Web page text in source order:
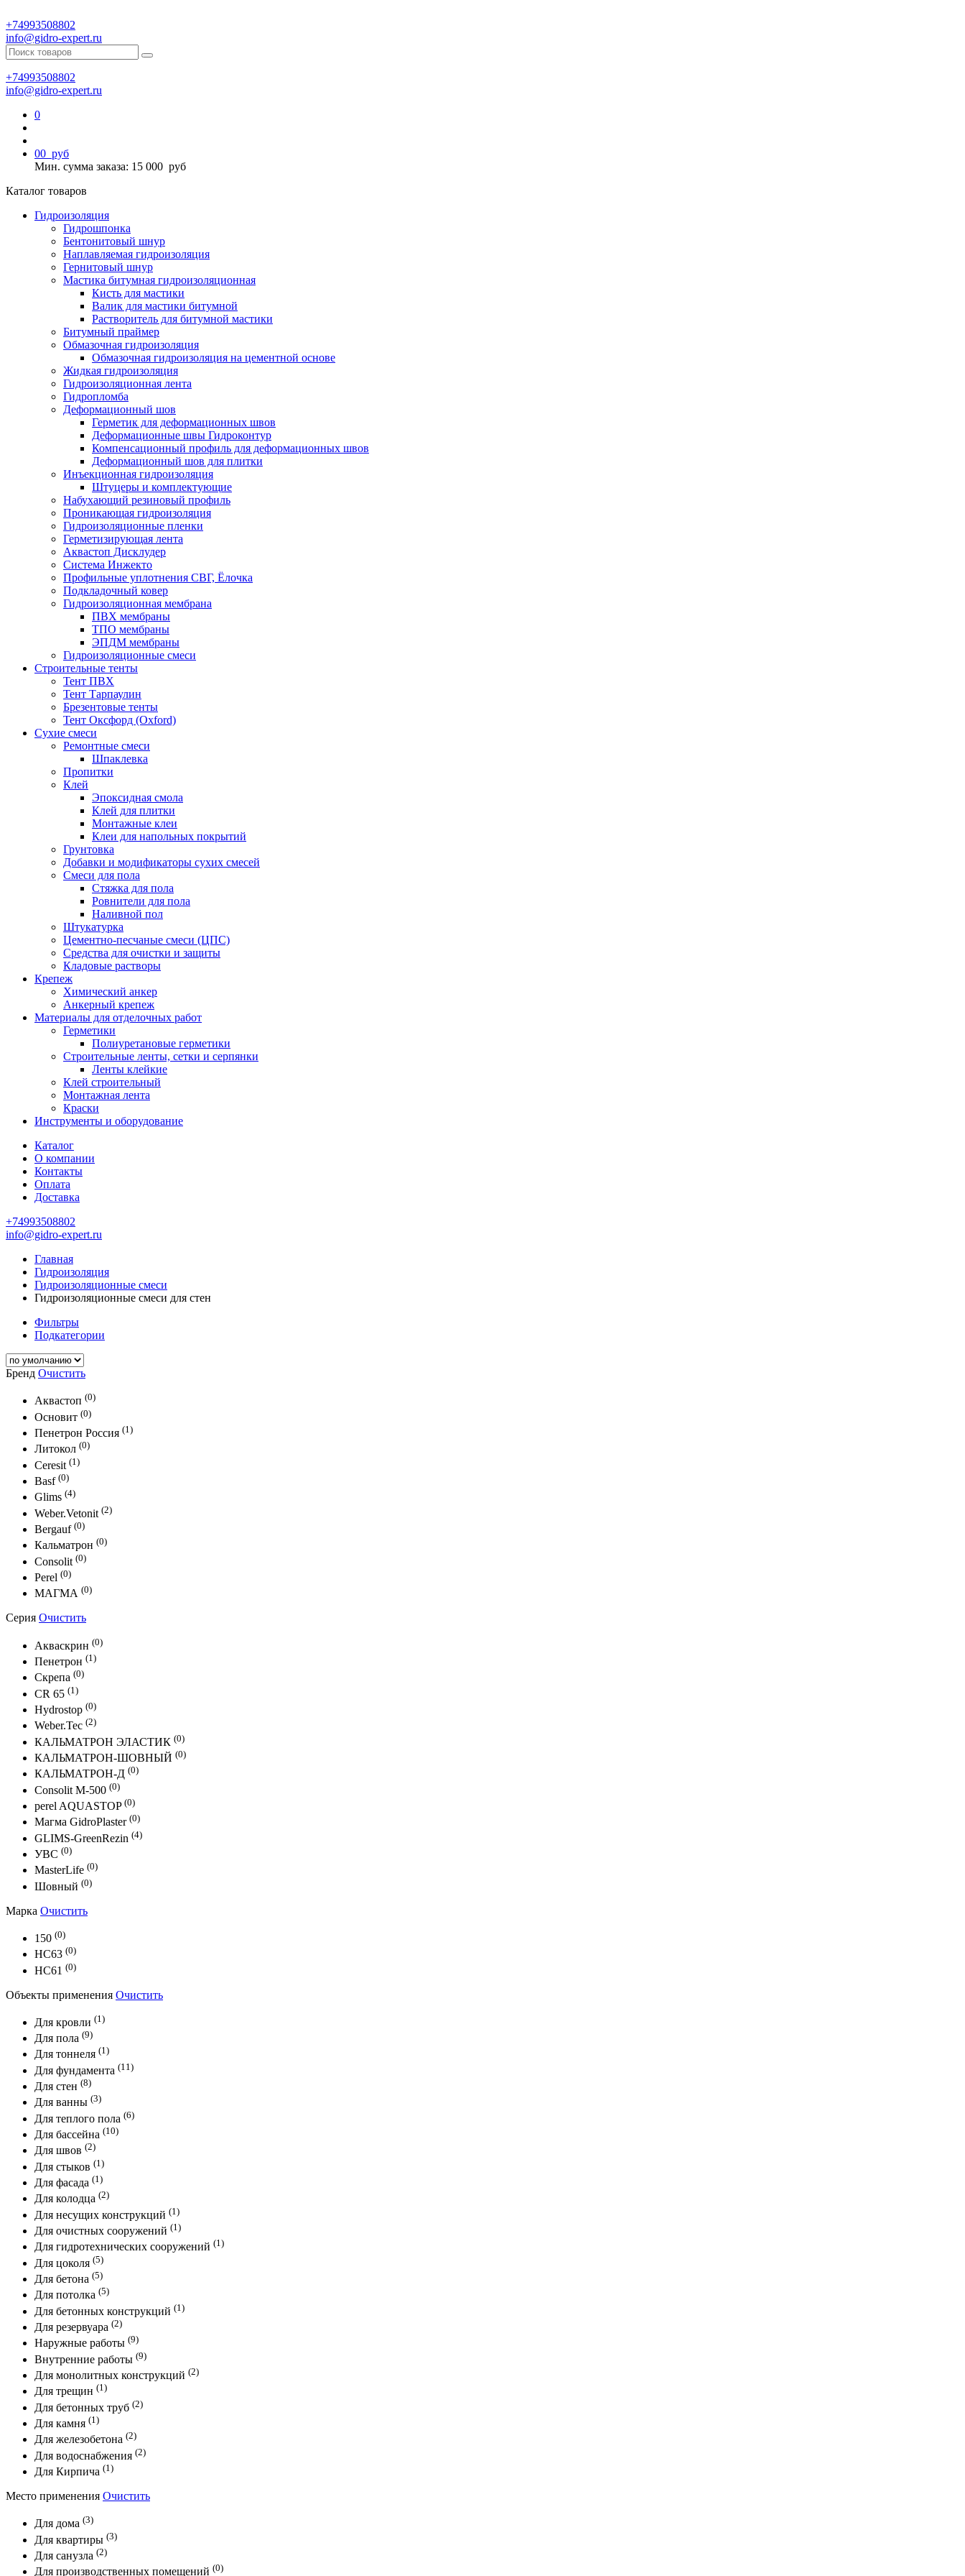
+74993508802
info@gidro-expert.ru
+74993508802
info@gidro-expert.ru
0
00 руб
Мин. сумма заказа: 15 000 руб
Каталог товаров
Гидроизоляция
Гидрошпонка
Бентонитовый шнур
Наплавляемая гидроизоляция
Гернитовый шнур
Мастика битумная гидроизоляционная
Кисть для мастики
Валик для мастики битумной
Растворитель для битумной мастики
Битумный праймер
Обмазочная гидроизоляция
Обмазочная гидроизоляция на цементной основе
Жидкая гидроизоляция
Гидроизоляционная лента
Гидропломба
Деформационный шов
Герметик для деформационных швов
Деформационные швы Гидроконтур
Компенсационный профиль для деформационных швов
Деформационный шов для плитки
Инъекционная гидроизоляция
Штуцеры и комплектующие
Набухающий резиновый профиль
Проникающая гидроизоляция
Гидроизоляционные пленки
Герметизирующая лента
Аквастоп Дисклудер
Система Инжекто
Профильные уплотнения СВГ, Ёлочка
Подкладочный ковер
Гидроизоляционная мембрана
ПВХ мембраны
ТПО мембраны
ЭПДМ мембраны
Гидроизоляционные смеси
Строительные тенты
Тент ПВХ
Тент Тарпаулин
Брезентовые тенты
Тент Оксфорд (Oxford)
Сухие смеси
Ремонтные смеси
Шпаклевка
Пропитки
Клей
Эпоксидная смола
Клей для плитки
Монтажные клеи
Клеи для напольных покрытий
Грунтовка
Добавки и модификаторы сухих смесей
Смеси для пола
Стяжка для пола
Ровнители для пола
Наливной пол
Штукатурка
Цементно-песчаные смеси (ЦПС)
Средства для очистки и защиты
Кладовые растворы
Крепеж
Химический анкер
Анкерный крепеж
Материалы для отделочных работ
Герметики
Полиуретановые герметики
Строительные ленты, сетки и серпянки
Ленты клейкие
Клей строительный
Монтажная лента
Краски
Инструменты и оборудование
Каталог
О компании
Контакты
Оплата
Доставка
+74993508802
info@gidro-expert.ru
Главная
Гидроизоляция
Гидроизоляционные смеси
Гидроизоляционные смеси для стен
Фильтры
Подкатегории
Бренд Очистить
Аквастоп (0)
Основит (0)
Пенетрон Россия (1)
Литокол (0)
Ceresit (1)
Basf (0)
Glims (4)
Weber.Vetonit (2)
Bergauf (0)
Кальматрон (0)
Consolit (0)
Perel (0)
МАГМА (0)
Серия Очистить
Акваскрин (0)
Пенетрон (1)
Скрепа (0)
CR 65 (1)
Hydrostop (0)
Weber.Tec (2)
КАЛЬМАТРОН ЭЛАСТИК (0)
КАЛЬМАТРОН-ШОВНЫЙ (0)
КАЛЬМАТРОН-Д (0)
Consolit M-500 (0)
perel AQUASTOP (0)
Магма GidroPlaster (0)
GLIMS-GreenRezin (4)
УВС (0)
MasterLife (0)
Шовный (0)
Марка Очистить
150 (0)
HC63 (0)
HC61 (0)
Объекты применения Очистить
Для кровли (1)
Для пола (9)
Для тоннеля (1)
Для фундамента (11)
Для стен (8)
Для ванны (3)
Для теплого пола (6)
Для бассейна (10)
Для швов (2)
Для стыков (1)
Для фасада (1)
Для колодца (2)
Для несущих конструкций (1)
Для очистных сооружений (1)
Для гидротехнических сооружений (1)
Для цоколя (5)
Для бетона (5)
Для потолка (5)
Для бетонных конструкций (1)
Для резервуара (2)
Наружные работы (9)
Внутренние работы (9)
Для монолитных конструкций (2)
Для трещин (1)
Для бетонных труб (2)
Для камня (1)
Для железобетона (2)
Для водоснабжения (2)
Для Кирпича (1)
Место применения Очистить
Для дома (3)
Для квартиры (3)
Для санузла (2)
Для производственных помещений (0)